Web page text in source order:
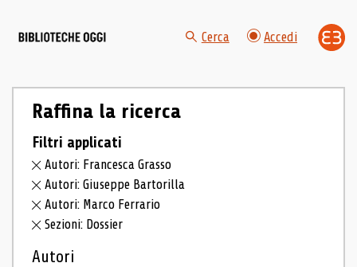
Cerca Accedi
Raffina la ricerca
Filtri applicati
Autori: Francesca Grasso
Autori: Giuseppe Bartorilla
Autori: Marco Ferrario
Sezioni: Dossier
Autori